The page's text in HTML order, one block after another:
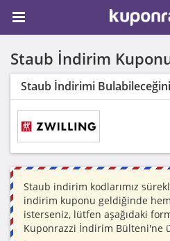
Staub İndirim
Staub İndirimi
Staub indirim kodlarımız
indirim kuponu geldiğinde
isterseniz, lütfen aşağıdaki
Kuponrazzi İndirim Bülteni'ne